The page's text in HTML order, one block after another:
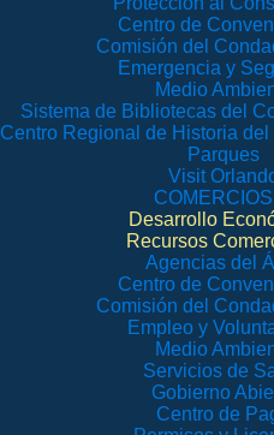
Centro de
Comisión del
Emergencia y
Medio
Sistema de Bibliotecas del
Centro Regional de Historia
Parques
Visit
COMERCIOS
Desarrollo
Recursos
Agencias del
Centro de
Comisión del
Empleo y
Medio
Servicios de
Gobierno
Centro de